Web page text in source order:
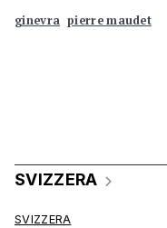
ginevra pierre maudet
SVIZZERA
SVIZZERA